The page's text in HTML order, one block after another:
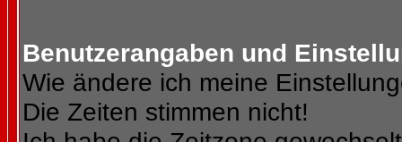
Benutzerangaben und
Wie ändere ich meine
Die Zeiten stimmen nicht!